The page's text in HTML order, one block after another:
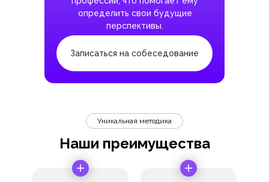
определить свои будущие
перспективы.
Записаться на собеседование
Наши преимущества
Уникальная методика